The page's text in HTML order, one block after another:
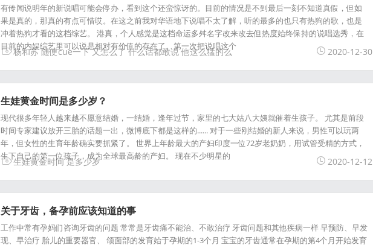
有传闻说明年的新说唱可能会停办，看到这个还蛮惊讶的。目前的情况是不到最后一刻不知道真假，但如
果是真的，那真的有点可惜哎。在这之前我对华语地下说唱不太了解，听的最多的也只有热狗的歌，也是
冲着热狗才看的这档综艺。 港真，个人感觉是这档命运多舛名字改来改去但热度始终保持的说唱选秀，在
目前的内娱综艺里可以说是相对有价值的存在了。第一次把说唱这个
杨和苏 随便cue一下 又怎么了 什么话都敢说 他这么猛的么 2020-12-30
生娃黄金时间是多少岁？
现代很多年轻人越来越不愿意结婚，一结婚，逢年过节，家里的七大姑八大姨就催着生孩子。 尤其是前段
时间专家建议放开三胎的话题一出，微博底下都是这样的...... 对于一些刚结婚的新人来说，男性可以玩两
年，但女性的生育年龄确实要抓紧了。 世界上年龄最大的产妇印度一位72岁老奶奶，用试管受精的方式，
生下自己的第一位孩子，成为全球最高龄的产妇。 现在不少明星的
生娃黄金时间 是多少岁 2020-12-12
关于牙齿，备孕前应该知道的事
工作中常有孕妈们咨询牙齿的问题 常常是牙齿痛不能治、不敢治疗 牙齿问题和其他疾病一样 早预防、早发
现、早治疗 胎儿的重要器官、 颌面部的发育始于孕期的1-3个月 宝宝的牙齿通常在孕期的第4个月开始发育